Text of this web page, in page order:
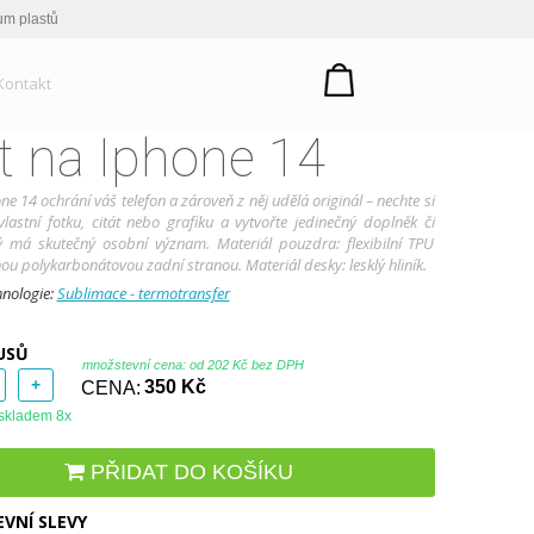
plastů
na Iphone 14
14 ochrání váš telefon a zároveň z něj udělá originál – nechte si
fotku, citát nebo grafiku a vytvořte jedinečný doplněk či
má skutečný osobní význam. Materiál pouzdra: flexibilní TPU
polykarbonátovou zadní stranou. Materiál desky: lesklý hliník.
Sublimace - termotransfer
množstevní cena: od202 Kč bez DPH
+ CENA: 350 Kč
8x
PŘIDAT DO KOŠÍKU
SLEVY